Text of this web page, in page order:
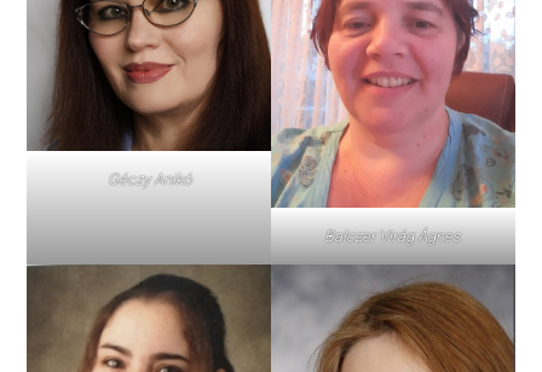
Géczy Anikó
Balczer Virág Ágnes